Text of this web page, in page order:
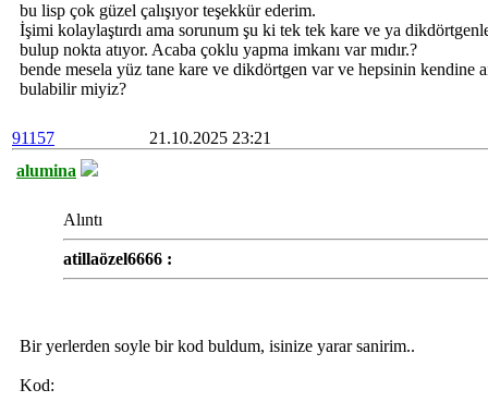
bu lisp çok güzel çalışıyor teşekkür ederim.
İşimi kolaylaştırdı ama sorunum şu ki tek tek kare ve ya
bulup nokta atıyor. Acaba çoklu yapma imkanı var mıdır.?
bende mesela yüz tane kare ve dikdörtgen var ve hepsinin kendine
bulabilir miyiz?
91157
21.10.2025 23:21
alumina
Alıntı
atillaözel6666 :
Bir yerlerden soyle bir kod buldum, isinize yarar sanirim..
Kod: